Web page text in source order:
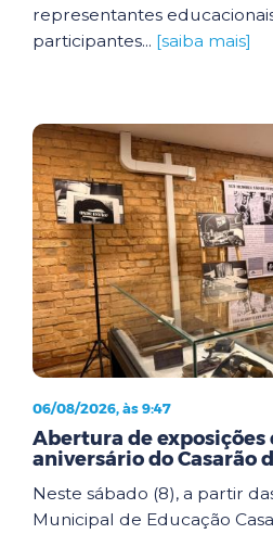
representantes
participantes... [saiba mais]
06/08/2026, às 9:47
Abertura de
aniversário do Casarão
Neste sábado (8), a partir
Municipal de Educação